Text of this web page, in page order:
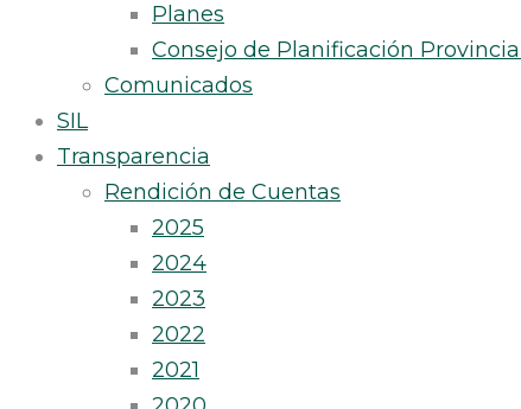
Planes
Consejo de Planificación Provincial
Comunicados
SIL
Transparencia
Rendición de Cuentas
2025
2024
2023
2022
2021